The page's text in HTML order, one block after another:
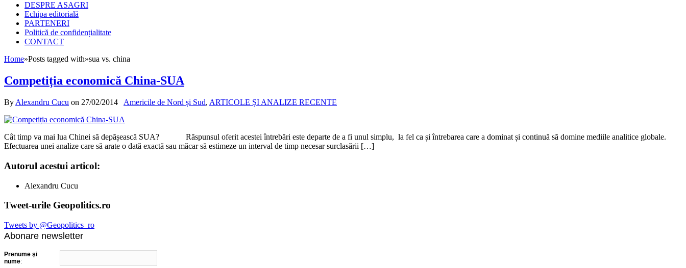
DESPRE ASAGRI
Echipa editorială
PARTENERI
Politică de confidențialitate
CONTACT
Home»Posts tagged with»sua vs. china
Competiția economică China-SUA
By Alexandru Cucu on 27/02/2014 Americile de Nord și Sud, ARTICOLE ȘI ANALIZE RECENTE
Cât timp va mai lua Chinei să depășească SUA? Răspunsul oferit acestei întrebări este departe de a fi unul simplu, la fel ca și întrebarea care a dominat și continuă să domine mediile analitice globale.
Efectuarea unei analize care să arate o dată exactă sau măcar să estimeze un interval de timp necesar surclasării […]
Autorul acestui articol:
Alexandru Cucu
Tweet-urile Geopolitics.ro
Tweets by @Geopolitics_ro
Abonare newsletter
Prenume şi
nume: